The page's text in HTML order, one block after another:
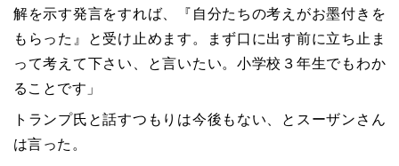
解を示す発言をすれば、『自分たちの考えがお墨付きを
もらった』と受け止めます。まず口に出す前に立ち止ま
って考えて下さい、と言いたい。小学校３年生でもわか
ることです」
トランプ氏と話すつもりは今後もない、とスーザンさん
は言った。